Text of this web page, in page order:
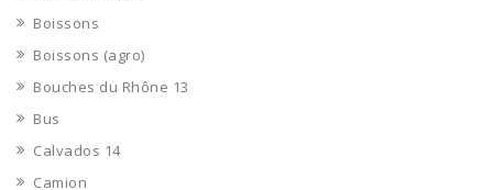
Boissons
Boissons (agro)
Bouches du Rhône 13
Bus
Calvados 14
Camion